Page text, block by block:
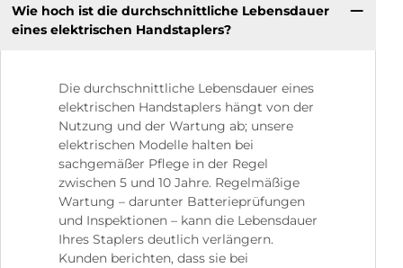
Wie hoch ist die durchschnittliche Lebensdauer
eines elektrischen Handstaplers?
Die durchschnittliche Lebensdauer eines
elektrischen Handstaplers hängt von der
Nutzung und der Wartung ab; unsere
elektrischen Modelle halten bei
sachgemäßer Pflege in der Regel
zwischen 5 und 10 Jahre. Regelmäßige
Wartung – darunter Batterieprüfungen
und Inspektionen – kann die Lebensdauer
Ihres Staplers deutlich verlängern.
Kunden berichten, dass sie bei